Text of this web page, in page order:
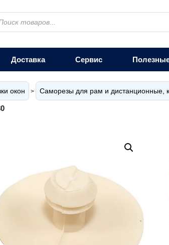
Доставка Сервис
окон > Саморезы для рам и дистанционные,